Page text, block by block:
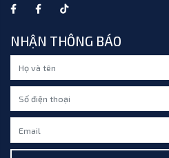
NHẬN THÔNG BÁO